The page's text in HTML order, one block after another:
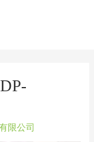
限公司